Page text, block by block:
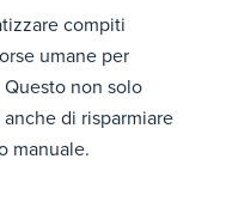
compiti
umane per
non solo
di risparmiare
manuale.